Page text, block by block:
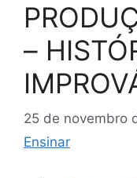
–
25 de novembro
Ensinar